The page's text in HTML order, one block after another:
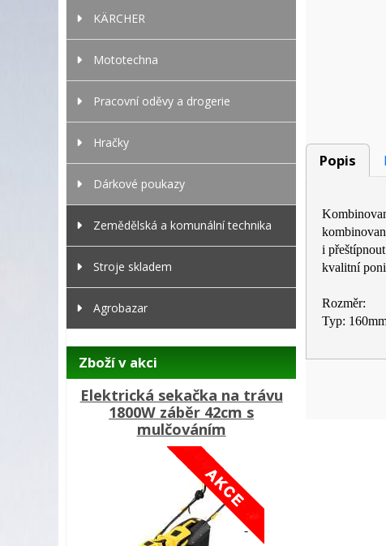
KÄRCHER
Mototechna
Pracovní oděvy a drogerie
Hračky
Dárkové poukazy
Zemědělská a komunální technika
Stroje skladem
Agrobazar
Zboží v akci
Elektrická sekačka na trávu
1800W záběr 42cm s
mulčováním
Popis
i
kvalitní
Rozměr:
Typ: